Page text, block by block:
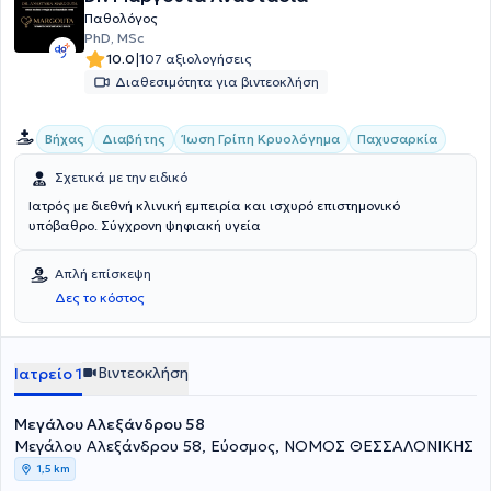
Παθολόγος
PhD, MSc
10.0|107 αξιολογήσεις
Διαθεσιμότητα για βιντεοκλήση
Βήχας Διαβήτης Ίωση Γρίπη Κρυολόγημα Παχυσαρκία
Σχετικά με την ειδικό
Ιατρός με διεθνή κλινική εμπειρία και ισχυρό επιστημονικό
υπόβαθρο. Σύγχρονη ψηφιακή υγεία
Απλή επίσκεψη
Δες το κόστος
Ιατρείο 1 Βιντεοκλήση
Μεγάλου Αλεξάνδρου 58
Μεγάλου Αλεξάνδρου 58, Εύοσμος, ΝΟΜΟΣ ΘΕΣΣΑΛΟΝΙΚΗΣ
1,5 km